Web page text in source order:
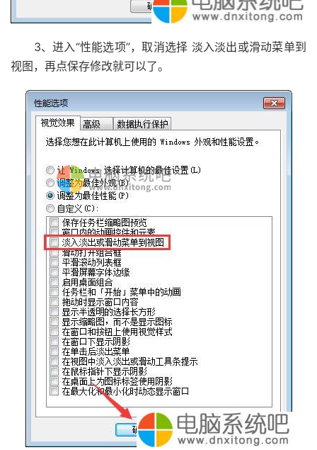
3、进入“性能选项”，取消选择 淡入淡出或滑动菜单到
视图，再点保存修改就可以了。